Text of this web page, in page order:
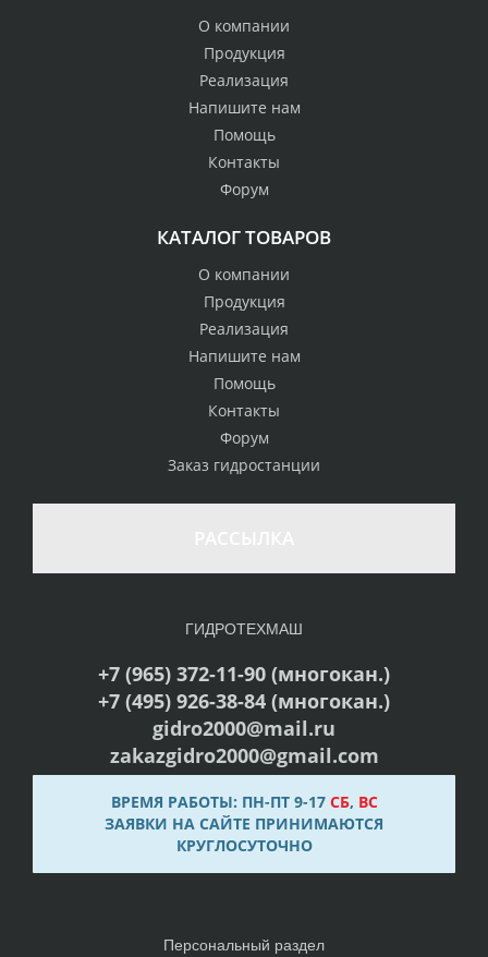
О компании
Продукция
Реализация
Напишите нам
Помощь
Контакты
Форум
КАТАЛОГ ТОВАРОВ
О компании
Продукция
Реализация
Напишите нам
Помощь
Контакты
Форум
Заказ гидростанции
ГИДРОТЕХМАШ
+7 (965) 372-11-90 (многокан.)
+7 (495) 926-38-84 (многокан.)
gidro2000@mail.ru
zakazgidro2000@gmail.com
ВРЕМЯ РАБОТЫ: ПН-ПТ 9-17 СБ, ВС
ЗАЯВКИ НА САЙТЕ ПРИНИМАЮТСЯ
КРУГЛОСУТОЧНО
Персональный раздел